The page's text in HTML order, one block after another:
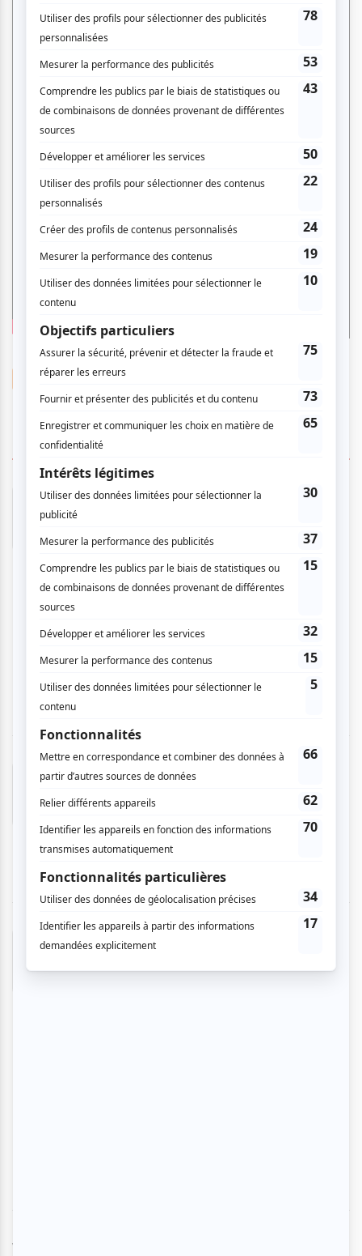
Bobby Bazini
3 COMMENTAIRES DES MEMBRES
Normand L. - 2026-03-02 15:14:50
salle de spectacle Le Patriote de Ste-Agathe.
Un spectacle bien rodé. Une voix unique. Un
charisme fou. Interventions décousues entre les
chansons mais tellement charmantes et drôles.
Éclairages envoûtants. Une extraordinaire
Lucie B. - 2026-02-27 10:47:58
J'ai énormement apprécié l'ambiance de ce
spectacle.
philippe c. - 2026-02-26 15:46:07
Vous devez être connecté pour